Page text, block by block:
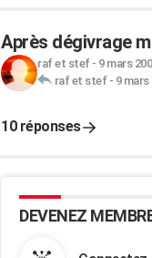
Après dégivrage
raf et stef- 9 mars
raf et stef- 9 mars
10 réponses
DEVENEZ